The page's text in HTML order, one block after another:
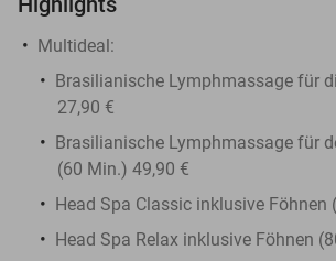
Multideal:
Brasilianische Lymphmassage für
27,90 €
Brasilianische Lymphmassage für
(60 Min.) 49,90 €
Head Spa Classic inklusive Föhnen
Head Spa Relax inklusive Föhnen